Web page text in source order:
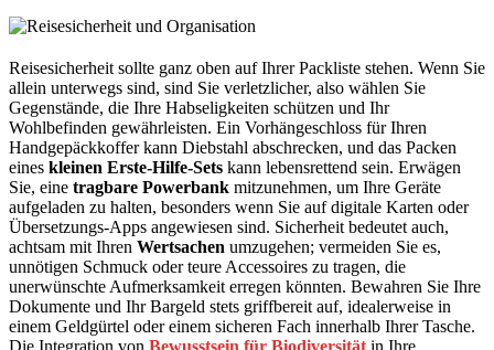
Reisesicherheit sollte ganz oben auf Ihrer Packliste stehen. Wenn Sie
allein unterwegs sind, sind Sie verletzlicher, also wählen Sie
Gegenstände, die Ihre Habseligkeiten schützen und Ihr
Wohlbefinden gewährleisten. Ein Vorhängeschloss für Ihren
Handgepäckkoffer kann Diebstahl abschrecken, und das Packen
eines kleinen Erste-Hilfe-Sets kann lebensrettend sein. Erwägen
Sie, eine tragbare Powerbank mitzunehmen, um Ihre Geräte
aufgeladen zu halten, besonders wenn Sie auf digitale Karten oder
Übersetzungs-Apps angewiesen sind. Sicherheit bedeutet auch,
achtsam mit Ihren Wertsachen umzugehen; vermeiden Sie es,
unnötigen Schmuck oder teure Accessoires zu tragen, die
unerwünschte Aufmerksamkeit erregen könnten. Bewahren Sie Ihre
Dokumente und Ihr Bargeld stets griffbereit auf, idealerweise in
einem Geldgürtel oder einem sicheren Fach innerhalb Ihrer Tasche.